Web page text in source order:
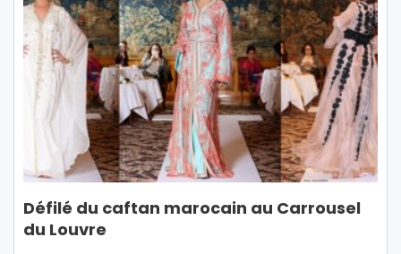
Défilé du caftan marocain au Carrousel
du Louvre